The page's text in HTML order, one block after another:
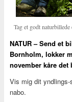
Tag et godt
NATUR – Send et
Bornholm, lokker
november kåre det
Vis mig dit
nabo.